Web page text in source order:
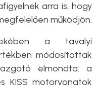
arra is, hogy
működjön.
a tavalyi
módosítottak
elmondta: a
KISS motorvonatok